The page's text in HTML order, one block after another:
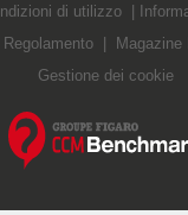
di utilizzo
Regolamento
Magazine
Gestione dei cookie